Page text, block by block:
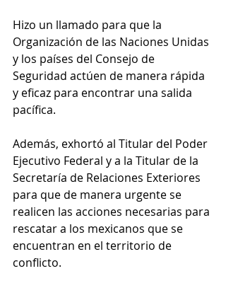
Hizo un llamado para que la
Organización de las Naciones Unidas
y los países del Consejo de
Seguridad actúen de manera rápida
y eficaz para encontrar una salida
pacífica.
Además, exhortó al Titular del Poder
Ejecutivo Federal y a la Titular de la
Secretaría de Relaciones Exteriores
para que de manera urgente se
realicen las acciones necesarias para
rescatar a los mexicanos que se
encuentran en el territorio de
conflicto.